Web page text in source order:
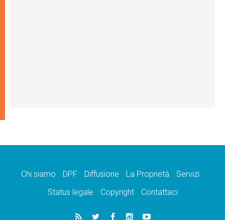
Chi siamo DPF Diffusione La Proprietà
Servizi
Status legale
Copyright Contattaci